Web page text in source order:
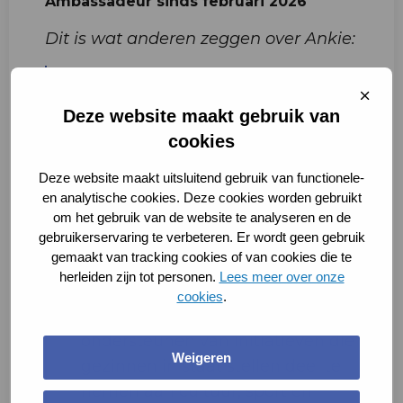
Deze website maakt gebruik van
cookies
Deze website maakt uitsluitend gebruik van functionele-
en analytische cookies. Deze cookies worden gebruikt
om het gebruik van de website te analyseren en de
gebruikerservaring te verbeteren. Er wordt geen gebruik
gemaakt van tracking cookies of van cookies die te
herleiden zijn tot personen. Lees meer over onze
cookies.
Weigeren
Sluit
Dit is wat anderen zeggen over Ankie:
handelt met overtuiging om voor
ieder kind gelijke kansen te
realiseren.
Vanuit haar rol als bestuurder van
ATO in ’s-Hertogenbosch is Ankie
nauw betrokken bij het thema
gelijke kansen. Zij zet zich actief
ondersteunen van initiatieven die
gezinnen in staat stellen deel te
nemen aan cultuur, sport en